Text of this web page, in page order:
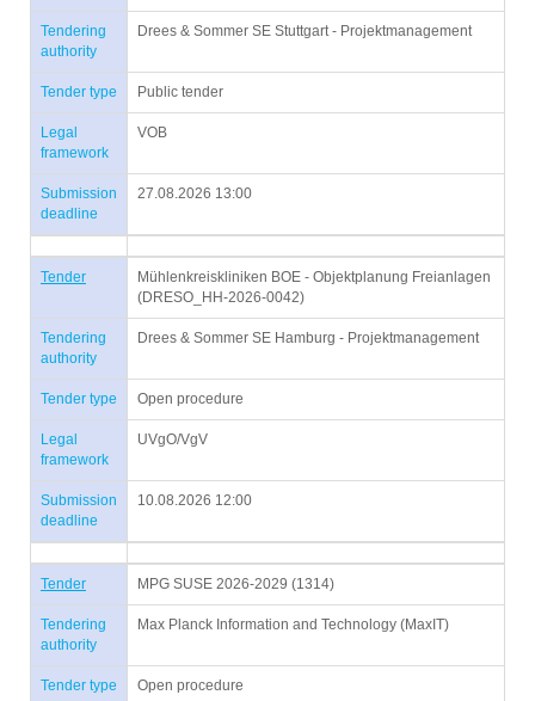
Tendering
authority
Drees & Sommer SE Stuttgart - Projektmanagement
Tender type Public tender
Legal
framework
VOB
Submission
deadline
27.08.2026 13:00
Tender
Mühlenkreiskliniken BOE - Objektplanung Freianlagen
(DRESO_HH-2026-0042)
Tendering
authority
Drees & Sommer SE Hamburg - Projektmanagement
Tender type Open procedure
Legal
framework
UVgO/VgV
Submission
deadline
10.08.2026 12:00
Tender MPG SUSE 2026-2029 (1314)
Tendering
authority
Max Planck Information and Technology (MaxIT)
Tender type Open procedure